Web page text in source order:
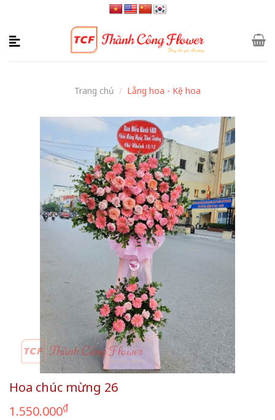
content
Trang chủ / Lẵng hoa - Kệ hoa
Hoa chúc mừng 26
1.550.000₫